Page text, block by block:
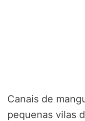
Canais de
pequenas vilas